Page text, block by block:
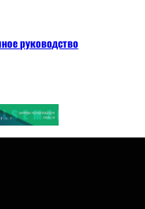
руководство